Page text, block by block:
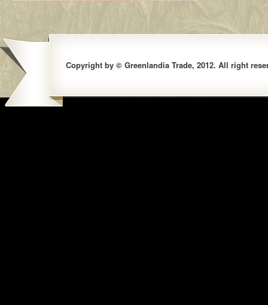
Copyright by © Greenlandia Trade, 2012. All right